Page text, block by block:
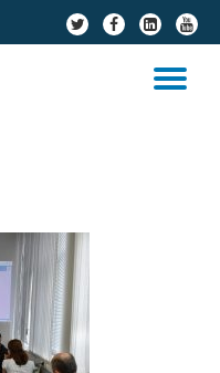
fa-
twitter
fa-
facebook
fa-
linkedin-
square
fa-